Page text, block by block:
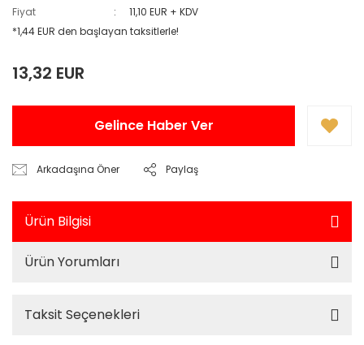
Fiyat
11,10 EUR + KDV
*1,44 EUR den başlayan taksitlerle!
13,32 EUR
Gelince Haber Ver
Arkadaşına Öner Paylaş
Ürün Bilgisi
Ürün Yorumları
Taksit Seçenekleri